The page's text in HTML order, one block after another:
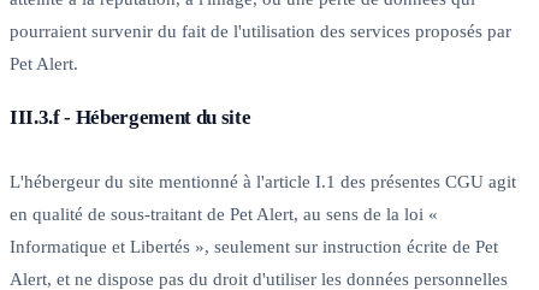
pourraient survenir du fait de l'utilisation des services proposés par
Pet Alert.
III.3.f - Hébergement du site
L'hébergeur du site mentionné à l'article I.1 des présentes CGU agit
en qualité de sous-traitant de Pet Alert, au sens de la loi «
Informatique et Libertés », seulement sur instruction écrite de Pet
Alert, et ne dispose pas du droit d'utiliser les données personnelles